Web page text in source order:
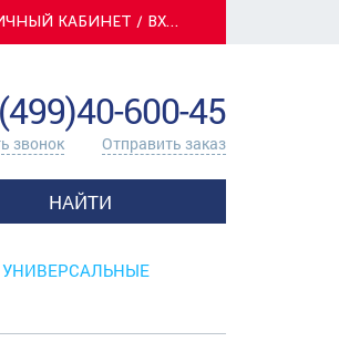
ЛИЧНЫЙ КАБИНЕТ / ВХОД
600-45
звонок Отправить заказ
НАЙТИ